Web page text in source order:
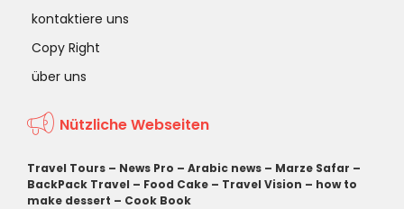
kontaktiere uns
Copy Right
über uns
Nützliche Webseiten
Travel Tours – News Pro – Arabic news – Marze Safar –
BackPack Travel – Food Cake – Travel Vision – how to
make dessert – Cook Book